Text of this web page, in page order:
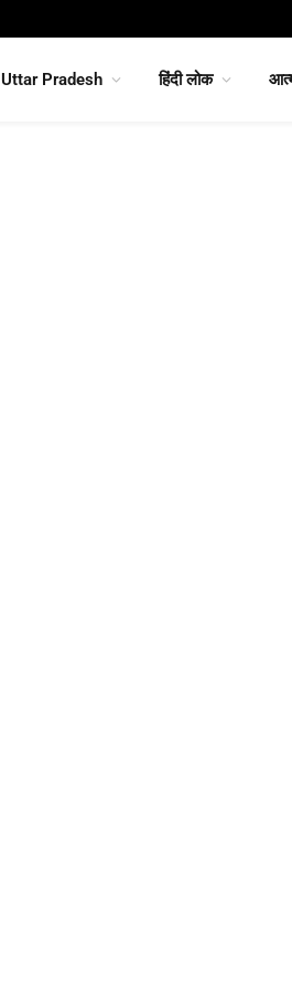
Uttar Pradesh हिंदी लोक